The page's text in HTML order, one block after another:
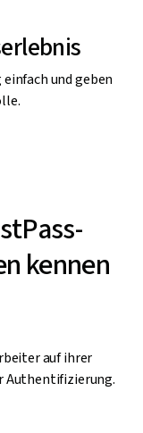
und geben
kennen
auf ihrer
Authentifizierung.